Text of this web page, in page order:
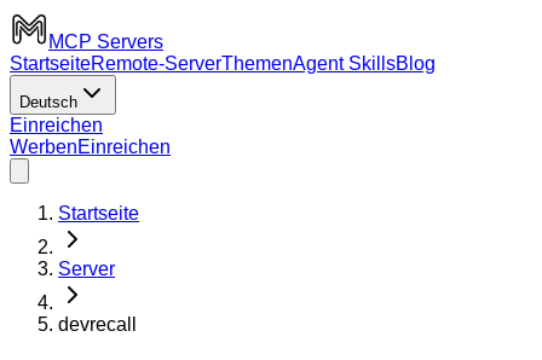
MCP Servers
StartseiteRemote-ServerThemenAgent SkillsBlog
Deutsch
Einreichen
WerbenEinreichen
Startseite
Server
devrecall